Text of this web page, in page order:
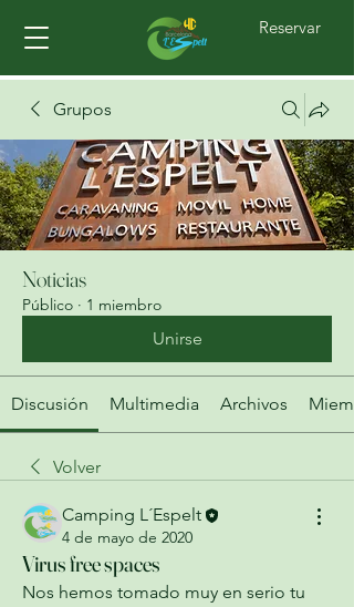
Reservar
Grupos
Noticias
Público · 1 miembro
Unirse
Discusión Multimedia Archivos
Volver
Camping L´Espelt
4 de mayo de 2020
Virus free spaces
Nos hemos tomado muy en serio tu